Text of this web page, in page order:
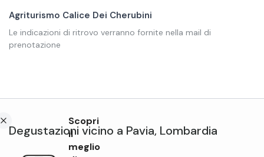
Agriturismo Calice Dei Cherubini
Le indicazioni di ritrovo verranno fornite nella mail di
prenotazione
Degustazioni vicino a Pavia, Lombardia
Scopri
il
meglio